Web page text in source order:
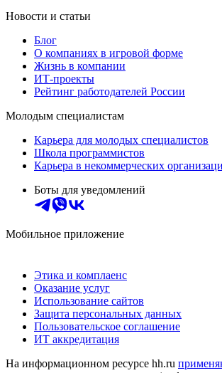
Новости и статьи
Блог
О компаниях в игровой форме
Жизнь в компании
ИТ-проекты
Рейтинг работодателей России
Молодым специалистам
Карьера для молодых специалистов
Школа программистов
Карьера в некоммерческих
Боты для уведомлений
Мобильное приложение
Этика и комплаенс
Оказание услуг
Использование сайтов
Защита персональных данных
Пользовательское соглашение
ИТ аккредитация
На информационном ресурсе hh.ru